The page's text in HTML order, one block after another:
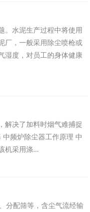
。水泥生产过程中将使用
厂，一般采用除尘喷枪或
湿度，对员工的身体健康
解决了加料时烟气难捕捉
频炉除尘器工作原理 中
机采用涤…
分配筛等，含尘气流经输